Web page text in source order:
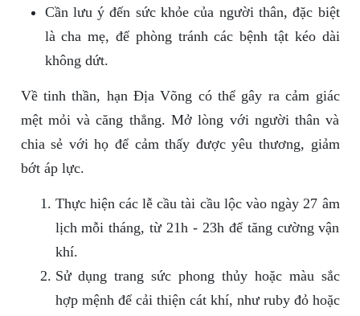
Cần lưu ý đến sức khỏe của người thân, đặc biệt
là cha mẹ, để phòng tránh các bệnh tật kéo dài
không dứt.
Về tinh thần, hạn Địa Võng có thể gây ra cảm giác
mệt mỏi và căng thẳng. Mở lòng với người thân và
chia sẻ với họ để cảm thấy được yêu thương, giảm
bớt áp lực.
Thực hiện các lễ cầu tài cầu lộc vào ngày 27 âm
lịch mỗi tháng, từ 21h - 23h để tăng cường vận
khí.
Sử dụng trang sức phong thủy hoặc màu sắc
hợp mệnh để cải thiện cát khí, như ruby đỏ hoặc